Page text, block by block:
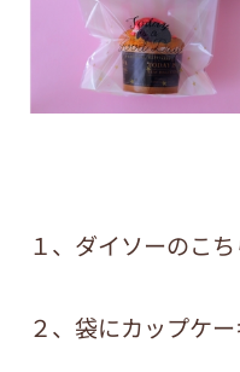
１、ダイソーのこ
２、袋にカップケ